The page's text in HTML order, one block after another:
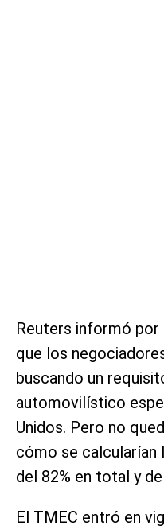
Reuters informó por
que los
buscando un
automovilístico
Unidos. Pero no
cómo se
del 82% en total y
El TMEC entró en